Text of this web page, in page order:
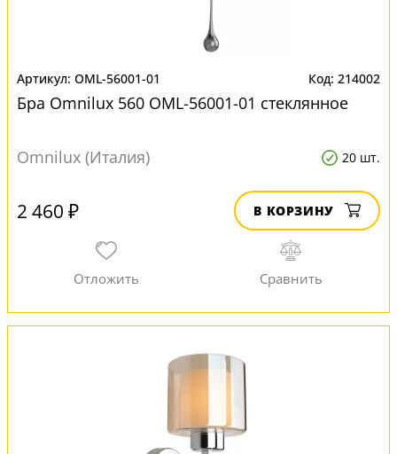
OML-56001-01 214002
Бра Omnilux 560 OML-56001-01 стеклянное
Omnilux (Италия) 20 шт.
2 460 ₽ В КОРЗИНУ